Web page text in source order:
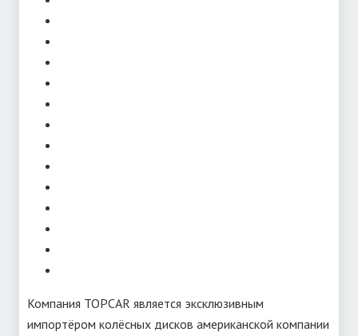
Компания TOPCAR является эксклюзивным
импортёром колёсных дисков американской компании